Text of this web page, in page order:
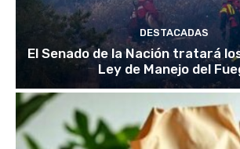
DESTACADAS
El Senado de la Nación tratará
Ley de Manejo del